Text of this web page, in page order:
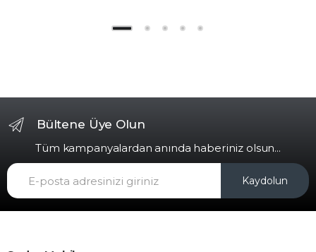
Bültene Üye Olun
Tüm kampanyalardan anında haberiniz olsun...
Kaydolun